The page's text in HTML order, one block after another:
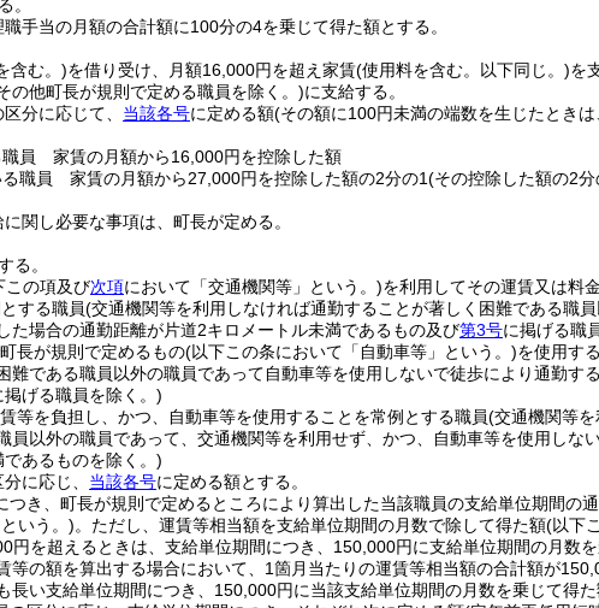
。
手当の月額の合計額に100分の4を乗じて得た額とする。
含む。)を借り受け、月額16,000円を超え家賃(使用料を含む。以下同じ。)を
の他町長が規則で定める職員を除く。)に支給する。
分に応じて、 当該各号に定める額(その額に100円未満の端数を生じたとき
員 家賃の月額から16,000円を控除した額
職員 家賃の月額から27,000円を控除した額の2分の1(その控除した額の2
関し必要な事項は、町長が定める。
る。
この項及び次項において「交通機関等」という。)を利用してその運賃又は料金
する職員(交通機関等を利用しなければ通勤することが著しく困難である職
た場合の通勤距離が片道2キロメートル未満であるもの及び第3号に掲げる職
長が規則で定めるもの(以下この条において「自動車等」という。)を使用す
難である職員以外の職員であって自動車等を使用しないで徒歩により通勤す
掲げる職員を除く。)
等を負担し、かつ、自動車等を使用することを常例とする職員(交通機関等
員以外の職員であって、交通機関等を利用せず、かつ、自動車等を使用しな
あるものを除く。)
に応じ、 当該各号に定める額とする。
き、町長が規則で定めるところにより算出した当該職員の支給単位期間の
いう。)。 ただし、運賃等相当額を支給単位期間の月数で除して得た額(以下
円を超えるときは、支給単位期間につき、150,000円に支給単位期間の月数
等の額を算出する場合において、1箇月当たりの運賃等相当額の合計額が
長い支給単位期間につき、150,000円に当該支給単位期間の月数を乗じて得